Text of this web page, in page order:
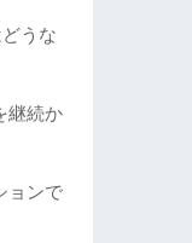
うな
継続か
ョンで